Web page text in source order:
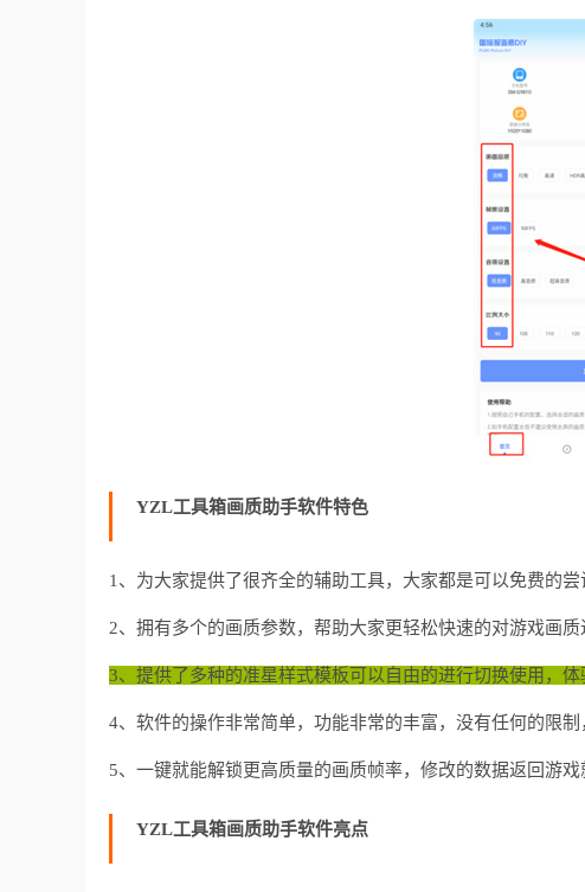
YZL工具箱画质助手软件特色
1、为大家提供了很齐全的辅助工具，大家都是可以免费的尝
2、拥有多个的画质参数，帮助大家更轻松快速的对游戏画质
3、提供了多种的准星样式模板可以自由的进行切换使用，体
4、软件的操作非常简单，功能非常的丰富，没有任何的限制
5、一键就能解锁更高质量的画质帧率，修改的数据返回游戏
YZL工具箱画质助手软件亮点